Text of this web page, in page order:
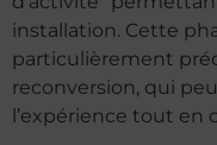
installation. Cette
particulièrement
reconversion, qui
l’expérience tout en